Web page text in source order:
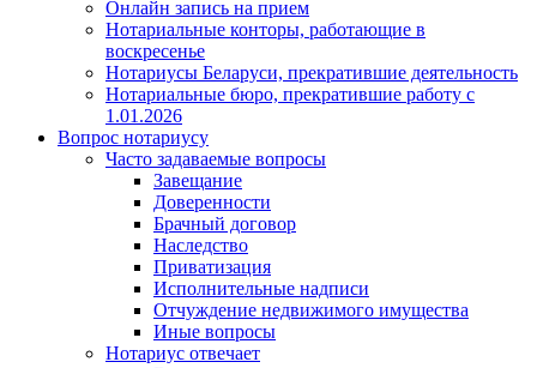
Онлайн запись на прием
Нотариальные конторы, работающие в
воскресенье
Нотариусы Беларуси, прекратившие деятельность
Нотариальные бюро, прекратившие работу с
1.01.2026
Вопрос нотариусу
Часто задаваемые вопросы
Завещание
Доверенности
Брачный договор
Наследство
Приватизация
Исполнительные надписи
Отчуждение недвижимого имущества
Иные вопросы
Нотариус отвечает